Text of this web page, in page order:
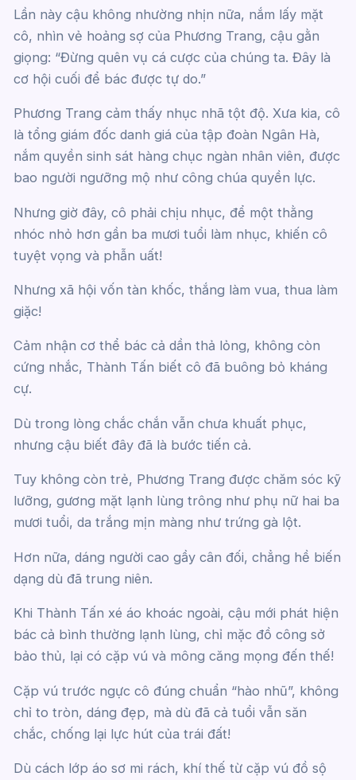
Lần này cậu không nhường nhịn nữa, nắm lấy mặt
cô, nhìn vẻ hoảng sợ của Phương Trang, cậu gằn
giọng: “Đừng quên vụ cá cược của chúng ta. Đây là
cơ hội cuối để bác được tự do.”
Phương Trang cảm thấy nhục nhã tột độ. Xưa kia, cô
là tổng giám đốc danh giá của tập đoàn Ngân Hà,
nắm quyền sinh sát hàng chục ngàn nhân viên, được
bao người ngưỡng mộ như công chúa quyền lực.
Nhưng giờ đây, cô phải chịu nhục, để một thằng
nhóc nhỏ hơn gần ba mươi tuổi làm nhục, khiến cô
tuyệt vọng và phẫn uất!
Nhưng xã hội vốn tàn khốc, thắng làm vua, thua làm
giặc!
Cảm nhận cơ thể bác cả dần thả lỏng, không còn
cứng nhắc, Thành Tấn biết cô đã buông bỏ kháng
cự.
Dù trong lòng chắc chắn vẫn chưa khuất phục,
nhưng cậu biết đây đã là bước tiến cả.
Tuy không còn trẻ, Phương Trang được chăm sóc kỹ
lưỡng, gương mặt lạnh lùng trông như phụ nữ hai ba
mươi tuổi, da trắng mịn màng như trứng gà lột.
Hơn nữa, dáng người cao gầy cân đối, chẳng hề biến
dạng dù đã trung niên.
Khi Thành Tấn xé áo khoác ngoài, cậu mới phát hiện
bác cả bình thường lạnh lùng, chỉ mặc đồ công sở
bảo thủ, lại có cặp vú và mông căng mọng đến thế!
Cặp vú trước ngực cô đúng chuẩn “hào nhũ”, không
chỉ to tròn, dáng đẹp, mà dù đã cả tuổi vẫn săn
chắc, chống lại lực hút của trái đất!
Dù cách lớp áo sơ mi rách, khí thế từ cặp vú đồ sộ